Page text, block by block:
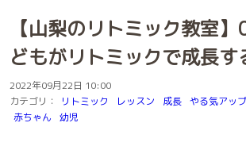
【山梨のリトミック教室
どもがリトミックで成長す
2022年09月22日 10:00
カテゴリ：
リトミック レッスン 成長 やる気アップ
赤ちゃん
幼児